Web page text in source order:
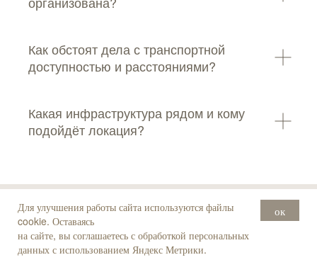
Для улучшения работы сайта используются файлы
cookie. Оставаясь
на сайте, вы соглашаетесь с обработкой персональных
данных с использованием Яндекс Метрики.
ок
Как обстоят дела с транспортной
доступностью и расстояниями?
Какая инфраструктура рядом и кому
подойдёт локация?
Статьи по теме